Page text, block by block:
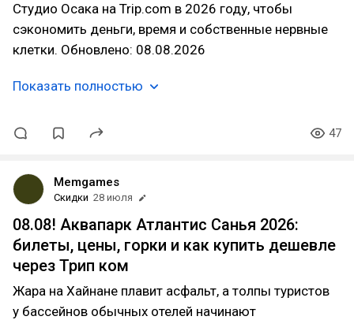
Студио Осака на Trip.com в 2026 году, чтобы
сэкономить деньги, время и собственные нервные
клетки. Обновлено: 08.08.2026
Показать полностью
47
Memgames
Скидки 28 июля
08.08! Аквапарк Атлантис Санья 2026:
билеты, цены, горки и как купить дешевле
через Трип ком
Жара на Хайнане плавит асфальт, а толпы туристов
у бассейнов обычных отелей начинают